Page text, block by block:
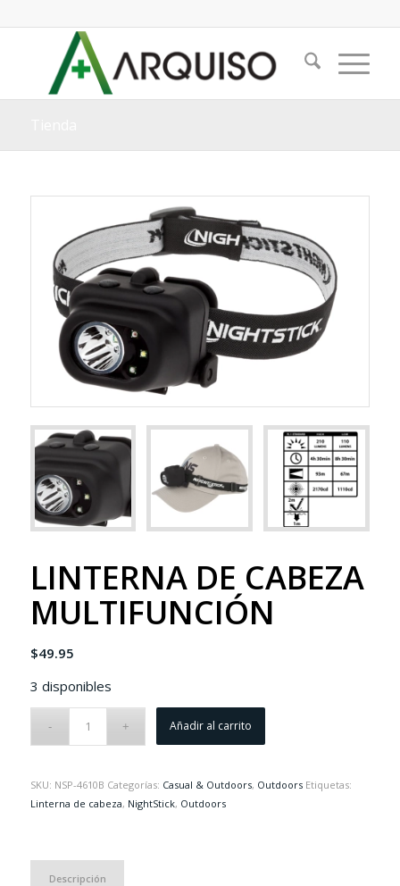
LINTERNA DE CABEZA
MULTIFUNCIÓN
$49.95
3 disponibles
Añadir al carrito
SKU: NSP-4610B Categorías: Casual & Outdoors, Outdoors Etiquetas:
Linterna de cabeza, NightStick, Outdoors
Descripción